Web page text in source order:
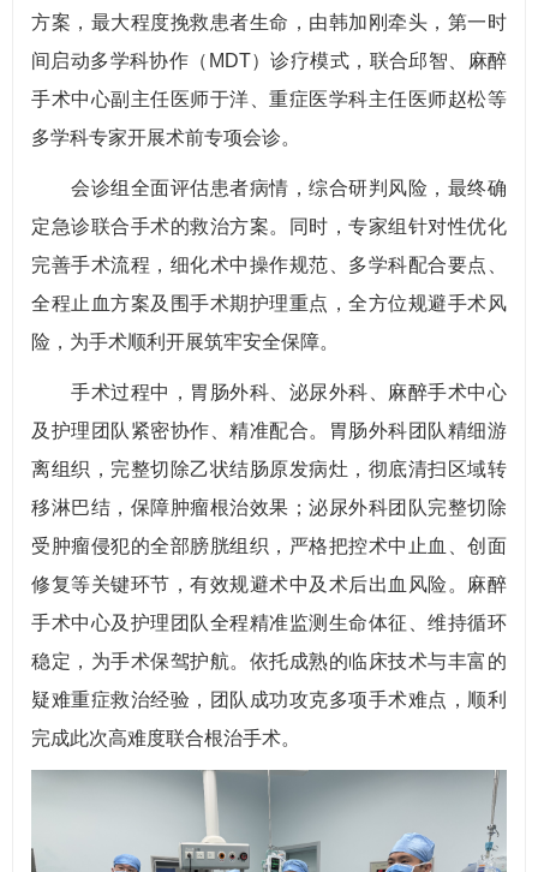
方案，最大程度挽救患者生命，由韩加刚牵头，第一时
间启动多学科协作（MDT）诊疗模式，联合邱智、麻醉
手术中心副主任医师于洋、重症医学科主任医师赵松等
多学科专家开展术前专项会诊。
会诊组全面评估患者病情，综合研判风险，最终确
定急诊联合手术的救治方案。同时，专家组针对性优化
完善手术流程，细化术中操作规范、多学科配合要点、
全程止血方案及围手术期护理重点，全方位规避手术风
险，为手术顺利开展筑牢安全保障。
手术过程中，胃肠外科、泌尿外科、麻醉手术中心
及护理团队紧密协作、精准配合。胃肠外科团队精细游
离组织，完整切除乙状结肠原发病灶，彻底清扫区域转
移淋巴结，保障肿瘤根治效果；泌尿外科团队完整切除
受肿瘤侵犯的全部膀胱组织，严格把控术中止血、创面
修复等关键环节，有效规避术中及术后出血风险。麻醉
手术中心及护理团队全程精准监测生命体征、维持循环
稳定，为手术保驾护航。依托成熟的临床技术与丰富的
疑难重症救治经验，团队成功攻克多项手术难点，顺利
完成此次高难度联合根治手术。